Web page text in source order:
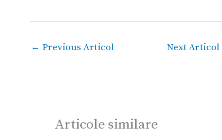
← Previous Articol Next Articol
Articole similare